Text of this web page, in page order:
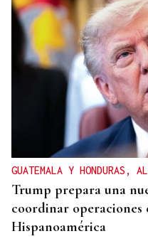
GUATEMALA Y HONDURAS,
Trump prepara una
coordinar operaciones
Hispanoamérica